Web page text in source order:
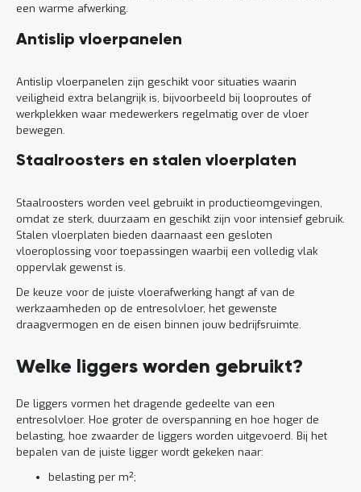
een warme afwerking.
Antislip vloerpanelen
Antislip vloerpanelen zijn geschikt voor situaties waarin
veiligheid extra belangrijk is, bijvoorbeeld bij looproutes of
werkplekken waar medewerkers regelmatig over de vloer
bewegen.
Staalroosters en stalen vloerplaten
Staalroosters worden veel gebruikt in productieomgevingen,
omdat ze sterk, duurzaam en geschikt zijn voor intensief gebruik.
Stalen vloerplaten bieden daarnaast een gesloten
vloeroplossing voor toepassingen waarbij een volledig vlak
oppervlak gewenst is.
De keuze voor de juiste vloerafwerking hangt af van de
werkzaamheden op de entresolvloer, het gewenste
draagvermogen en de eisen binnen jouw bedrijfsruimte.
Welke liggers worden gebruikt?
De liggers vormen het dragende gedeelte van een
entresolvloer. Hoe groter de overspanning en hoe hoger de
belasting, hoe zwaarder de liggers worden uitgevoerd. Bij het
bepalen van de juiste ligger wordt gekeken naar:
belasting per m²;